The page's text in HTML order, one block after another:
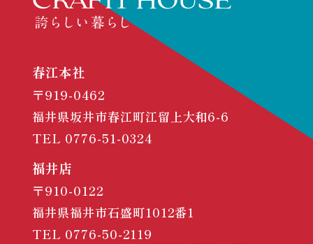
春江本社
〒919-0462
福井県坂井市春江町江留上大和6-6
TEL 0776-51-0324
福井店
〒910-0122
福井県福井市石盛町1012番1
TEL 0776-50-2119